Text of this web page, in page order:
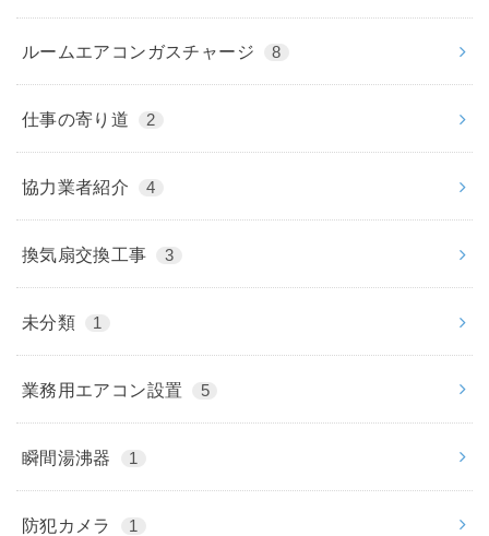
ルームエアコンガスチャージ 8
仕事の寄り道 2
協力業者紹介 4
換気扇交換工事 3
未分類 1
業務用エアコン設置 5
瞬間湯沸器 1
防犯カメラ 1